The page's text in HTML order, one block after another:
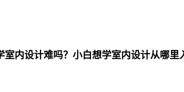
室内设计难吗？小白想学室内设计从哪里